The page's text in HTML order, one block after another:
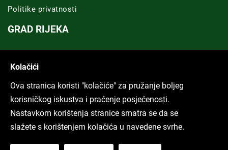
Politike privatnosti
GRAD RIJEKA
ARHIVA TEKSTOVA
Svi tekstovi
Kolačići
Ova stranica koristi "kolačiće" za pružanje boljeg
korisničkog iskustva i praćenje posjećenosti.
Nastavkom korištenja stranice smatra se da se
slažete s korištenjem kolačića u navedene svrhe.